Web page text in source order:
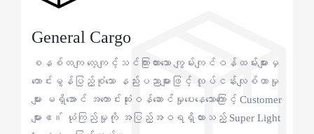
General Cargo
စနစ်တကျ လေ့ကျင့်သင်ကြားထားသော ကျွမ်းကျင်ဝန်ထမ်းများမှ
ကောင်းမွန်ပြည့်စုံသော နည်းပညာများဖြင့် လုပ်ငန်းလျစ်ဟာမှု
များ မရှိအောင် အကောင်းဆုံးဝန်ဆောင်မှုပေးနေသောကြောင့် Customer
များဧ။် ယုံကြည်မှုကို အပြည့်အဝရရှိထားသည့် Super Light